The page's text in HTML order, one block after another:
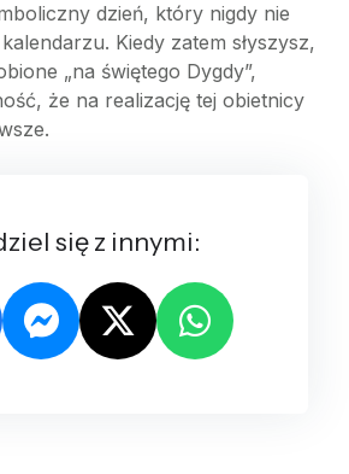
dzień, który nigdy nie
Kiedy zatem słyszysz,
„na świętego Dygdy”,
że na realizację tej obietnicy
się z innymi: